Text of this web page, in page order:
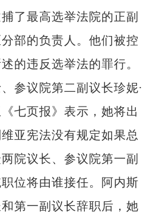
了最高选举法院的正副
部的负责人。他们被控
的违反选举法的罪行。
参议院第二副议长珍妮∙
七页报》表示，她将出
亚宪法没有规定如果总
院议长、参议院第一副
位将由谁接任。阿内斯
第一副议长辞职后，她